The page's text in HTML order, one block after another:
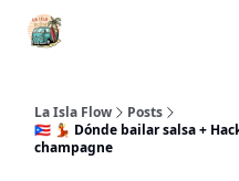
La Isla Flow
Posts
🇵🇷 💃 Dónde bailar salsa +
champagne